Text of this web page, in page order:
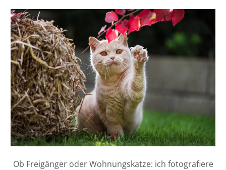
Ob Freigänger oder Wohnungskatze: ich fotografiere